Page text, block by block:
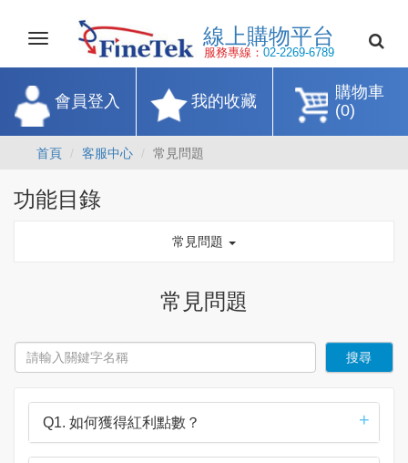
Toggle
navigation
線上購物平
服務專線：02-2269-
購物車
(0)
我的收藏
會員登入
首頁 客服中心 常見問題
功能目錄
常見問題
常見問題
搜尋
Q1. 如何獲得紅利點數？